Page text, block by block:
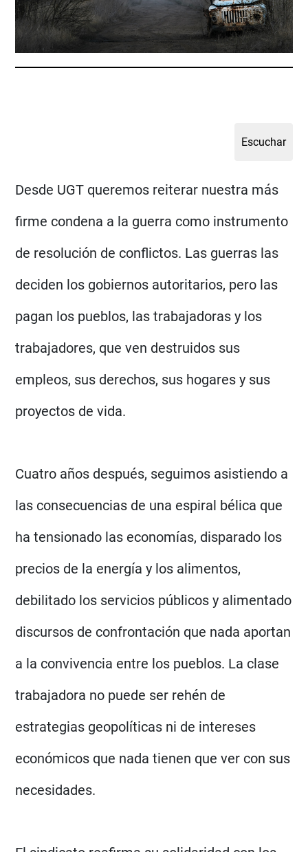
Desde UGT queremos reiterar nuestra más
firme condena a la guerra como instrumento
de resolución de conflictos. Las guerras las
deciden los gobiernos autoritarios, pero las
pagan los pueblos, las trabajadoras y los
trabajadores, que ven destruidos sus
empleos, sus derechos, sus hogares y sus
proyectos de vida.
Cuatro años después, seguimos asistiendo a
las consecuencias de una espiral bélica que
ha tensionado las economías, disparado los
precios de la energía y los alimentos,
debilitado los servicios públicos y alimentado
discursos de confrontación que nada aportan
a la convivencia entre los pueblos. La clase
trabajadora no puede ser rehén de
estrategias geopolíticas ni de intereses
económicos que nada tienen que ver con sus
necesidades.